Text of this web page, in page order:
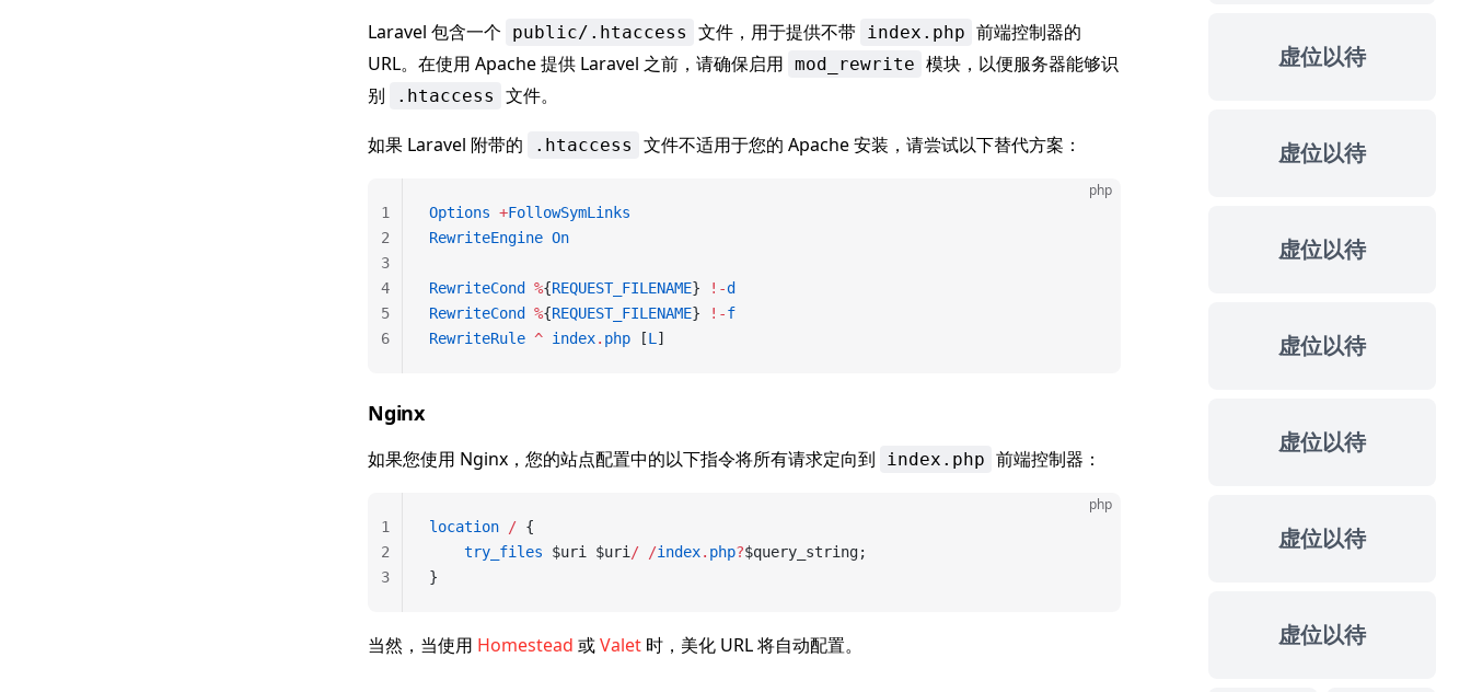
虚位以待
虚位以待
虚位以待
虚位以待
虚位以待
虚位以待
虚位以待
Laravel 包含一个 public/.htaccess 文件，用于提供不带 index.php 前端控制器的
URL。在使用 Apache 提供 Laravel 之前，请确保启用 mod_rewrite 模块，以便服务器能够识
别
.htaccess 文件。
如果 Laravel 附带的 .htaccess 文件不适用于您的 Apache 安装，请尝试以下替代方案：
php
Options +FollowSymLinks
RewriteEngine On
RewriteCond %{REQUEST_FILENAME} !-d
RewriteCond
%{REQUEST_FILENAME} !-f
RewriteRule ^ index. php [L ]
1
2
3
4
5
6
Nginx
如果您使用 Nginx，您的站点配置中的以下指令将所有请求定向到 index.php 前端控制器：
php
location / {
    try_files
$uri $uri / /index. php?$query_string;
}
1
2
3
当然，当使用 Homestead 或Valet 时，美化 URL 将自动配置。